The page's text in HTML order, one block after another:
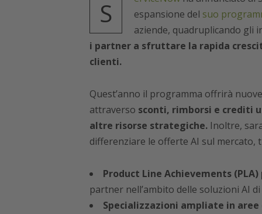
S
espansione del suo
aziende, quadruplicando gli
i partner a sfruttare la rapida
clienti.
Quest’anno il programma offrirà
attraverso sconti, rimborsi e crediti
altre risorse strategiche.Inoltre,
differenziare le offerte AI sul mercato,
Product Line Achievements
partner nell’ambito delle soluzioni AI
Specializzazioni ampliate in aree